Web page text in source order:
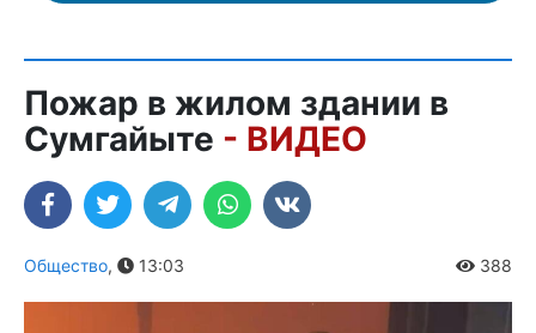
Пожар в жилом здании в
Сумгайыте - ВИДЕО
Общество, 13:03 388